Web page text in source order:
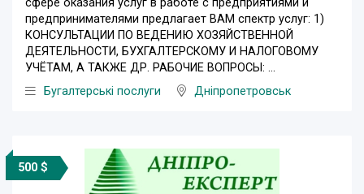
сфере оказания услуг в работе с предприятиями и
предпринимателями предлагает ВАМ спектр услуг: 1)
КОНСУЛЬТАЦИИ ПО ВЕДЕНИЮ ХОЗЯЙСТВЕННОЙ
ДЕЯТЕЛЬНОСТИ, БУХГАЛТЕРСКОМУ И НАЛОГОВОМУ
УЧЁТАМ, А ТАКЖЕ ДР. РАБОЧИЕ ВОПРОСЫ: ...
Бугалтерські послуги
Дніпропетровськ
500 $